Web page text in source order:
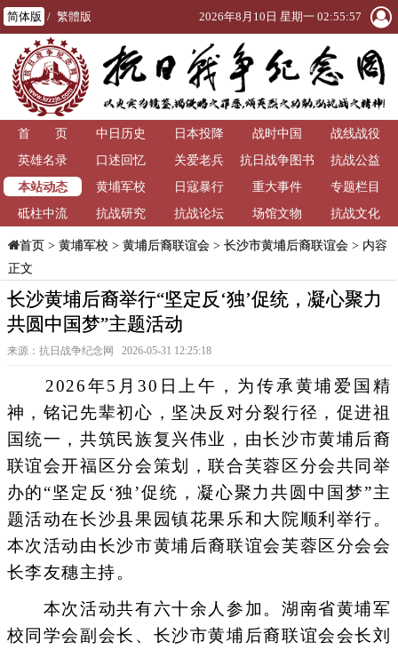
简体版 / 繁體版 2026年8月10日 星期一 02:55:59
首 页 中日历史 日本投降 战时中国
战线战役
英雄名录
口述回忆 关爱老兵
抗日战争图书
馆
抗战公益
本站动态
黄埔军校 日寇暴行 重大事件
专题栏目
砥柱中流
抗战研究 抗战论坛 场馆文物 抗战文化
首页> 黄埔军校> 黄埔后裔联谊会> 长沙市黄埔后裔联谊会> 内容
正文
长沙黄埔后裔举行“坚定反‘独’促统，凝心聚力
共圆中国梦”主题活动
来源：抗日战争纪念网 2026-05-31 12:25:18
2026年5月30日上午，为传承黄埔爱国精
神，铭记先辈初心，坚决反对分裂行径，促进祖
国统一，共筑民族复兴伟业，由长沙市黄埔后裔
联谊会开福区分会策划，联合芙蓉区分会共同举
办的“坚定反‘独’促统，凝心聚力共圆中国梦”主
题活动在长沙县果园镇花果乐和大院顺利举行。
本次活动由长沙市黄埔后裔联谊会芙蓉区分会会
长李友穗主持。
本次活动共有六十余人参加。湖南省黄埔军
校同学会副会长、长沙市黄埔后裔联谊会会长刘